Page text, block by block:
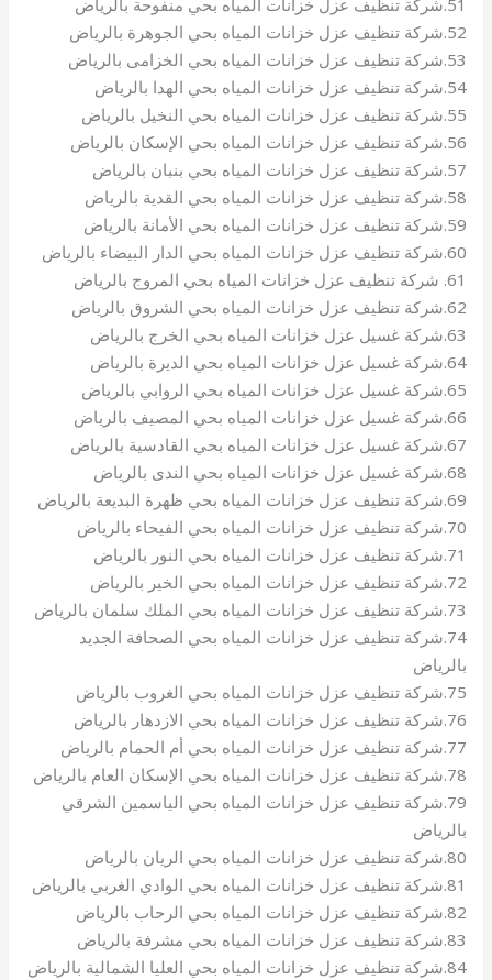
51.شركة تنظيف عزل خزانات المياه بحي منفوحة بالرياض
52.شركة تنظيف عزل خزانات المياه بحي الجوهرة بالرياض
53.شركة تنظيف عزل خزانات المياه بحي الخزامى بالرياض
54.شركة تنظيف عزل خزانات المياه بحي الهدا بالرياض
55.شركة تنظيف عزل خزانات المياه بحي النخيل بالرياض
56.شركة تنظيف عزل خزانات المياه بحي الإسكان بالرياض
57.شركة تنظيف عزل خزانات المياه بحي بنبان بالرياض
58.شركة تنظيف عزل خزانات المياه بحي القدية بالرياض
59.شركة تنظيف عزل خزانات المياه بحي الأمانة بالرياض
60.شركة تنظيف عزل خزانات المياه بحي الدار البيضاء بالرياض
61. شركة تنظيف عزل خزانات المياه بحي المروج بالرياض
62.شركة تنظيف عزل خزانات المياه بحي الشروق بالرياض
63.شركة غسيل عزل خزانات المياه بحي الخرج بالرياض
64.شركة غسيل عزل خزانات المياه بحي الديرة بالرياض
65.شركة غسيل عزل خزانات المياه بحي الروابي بالرياض
66.شركة غسيل عزل خزانات المياه بحي المصيف بالرياض
67.شركة غسيل عزل خزانات المياه بحي القادسية بالرياض
68.شركة غسيل عزل خزانات المياه بحي الندى بالرياض
69.شركة تنظيف عزل خزانات المياه بحي ظهرة البديعة بالرياض
70.شركة تنظيف عزل خزانات المياه بحي الفيحاء بالرياض
71.شركة تنظيف عزل خزانات المياه بحي النور بالرياض
72.شركة تنظيف عزل خزانات المياه بحي الخير بالرياض
73.شركة تنظيف عزل خزانات المياه بحي الملك سلمان بالرياض
74.شركة تنظيف عزل خزانات المياه بحي الصحافة الجديد
بالرياض
75.شركة تنظيف عزل خزانات المياه بحي الغروب بالرياض
76.شركة تنظيف عزل خزانات المياه بحي الازدهار بالرياض
77.شركة تنظيف عزل خزانات المياه بحي أم الحمام بالرياض
78.شركة تنظيف عزل خزانات المياه بحي الإسكان العام بالرياض
79.شركة تنظيف عزل خزانات المياه بحي الياسمين الشرقي
بالرياض
80.شركة تنظيف عزل خزانات المياه بحي الريان بالرياض
81.شركة تنظيف عزل خزانات المياه بحي الوادي الغربي بالرياض
82.شركة تنظيف عزل خزانات المياه بحي الرحاب بالرياض
83.شركة تنظيف عزل خزانات المياه بحي مشرفة بالرياض
84.شركة تنظيف عزل خزانات المياه بحي العليا الشمالية بالرياض